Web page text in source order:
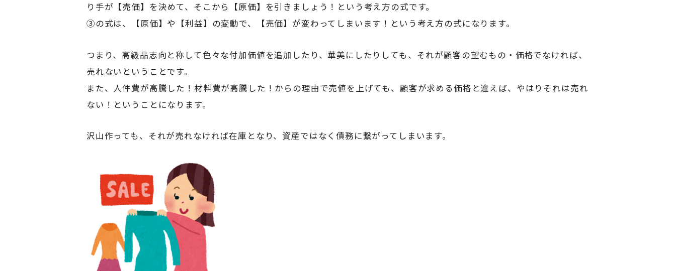
り手が【売価】を決めて、そこから【原価】を引きましょう！という考え方の式です。
③の式は、【原価】や【利益】の変動で、【売価】が変わってしまいます！という考え方の式になります。
つまり、高級品志向と称して色々な付加価値を追加したり、華美にしたりしても、それが顧客の望むもの・価格でなければ、
売れないということです。
また、人件費が高騰した！材料費が高騰した！からの理由で売値を上げても、顧客が求める価格と違えば、やはりそれは売れ
ない！ということになります。
沢山作っても、それが売れなければ在庫となり、資産ではなく債務に繋がってしまいます。